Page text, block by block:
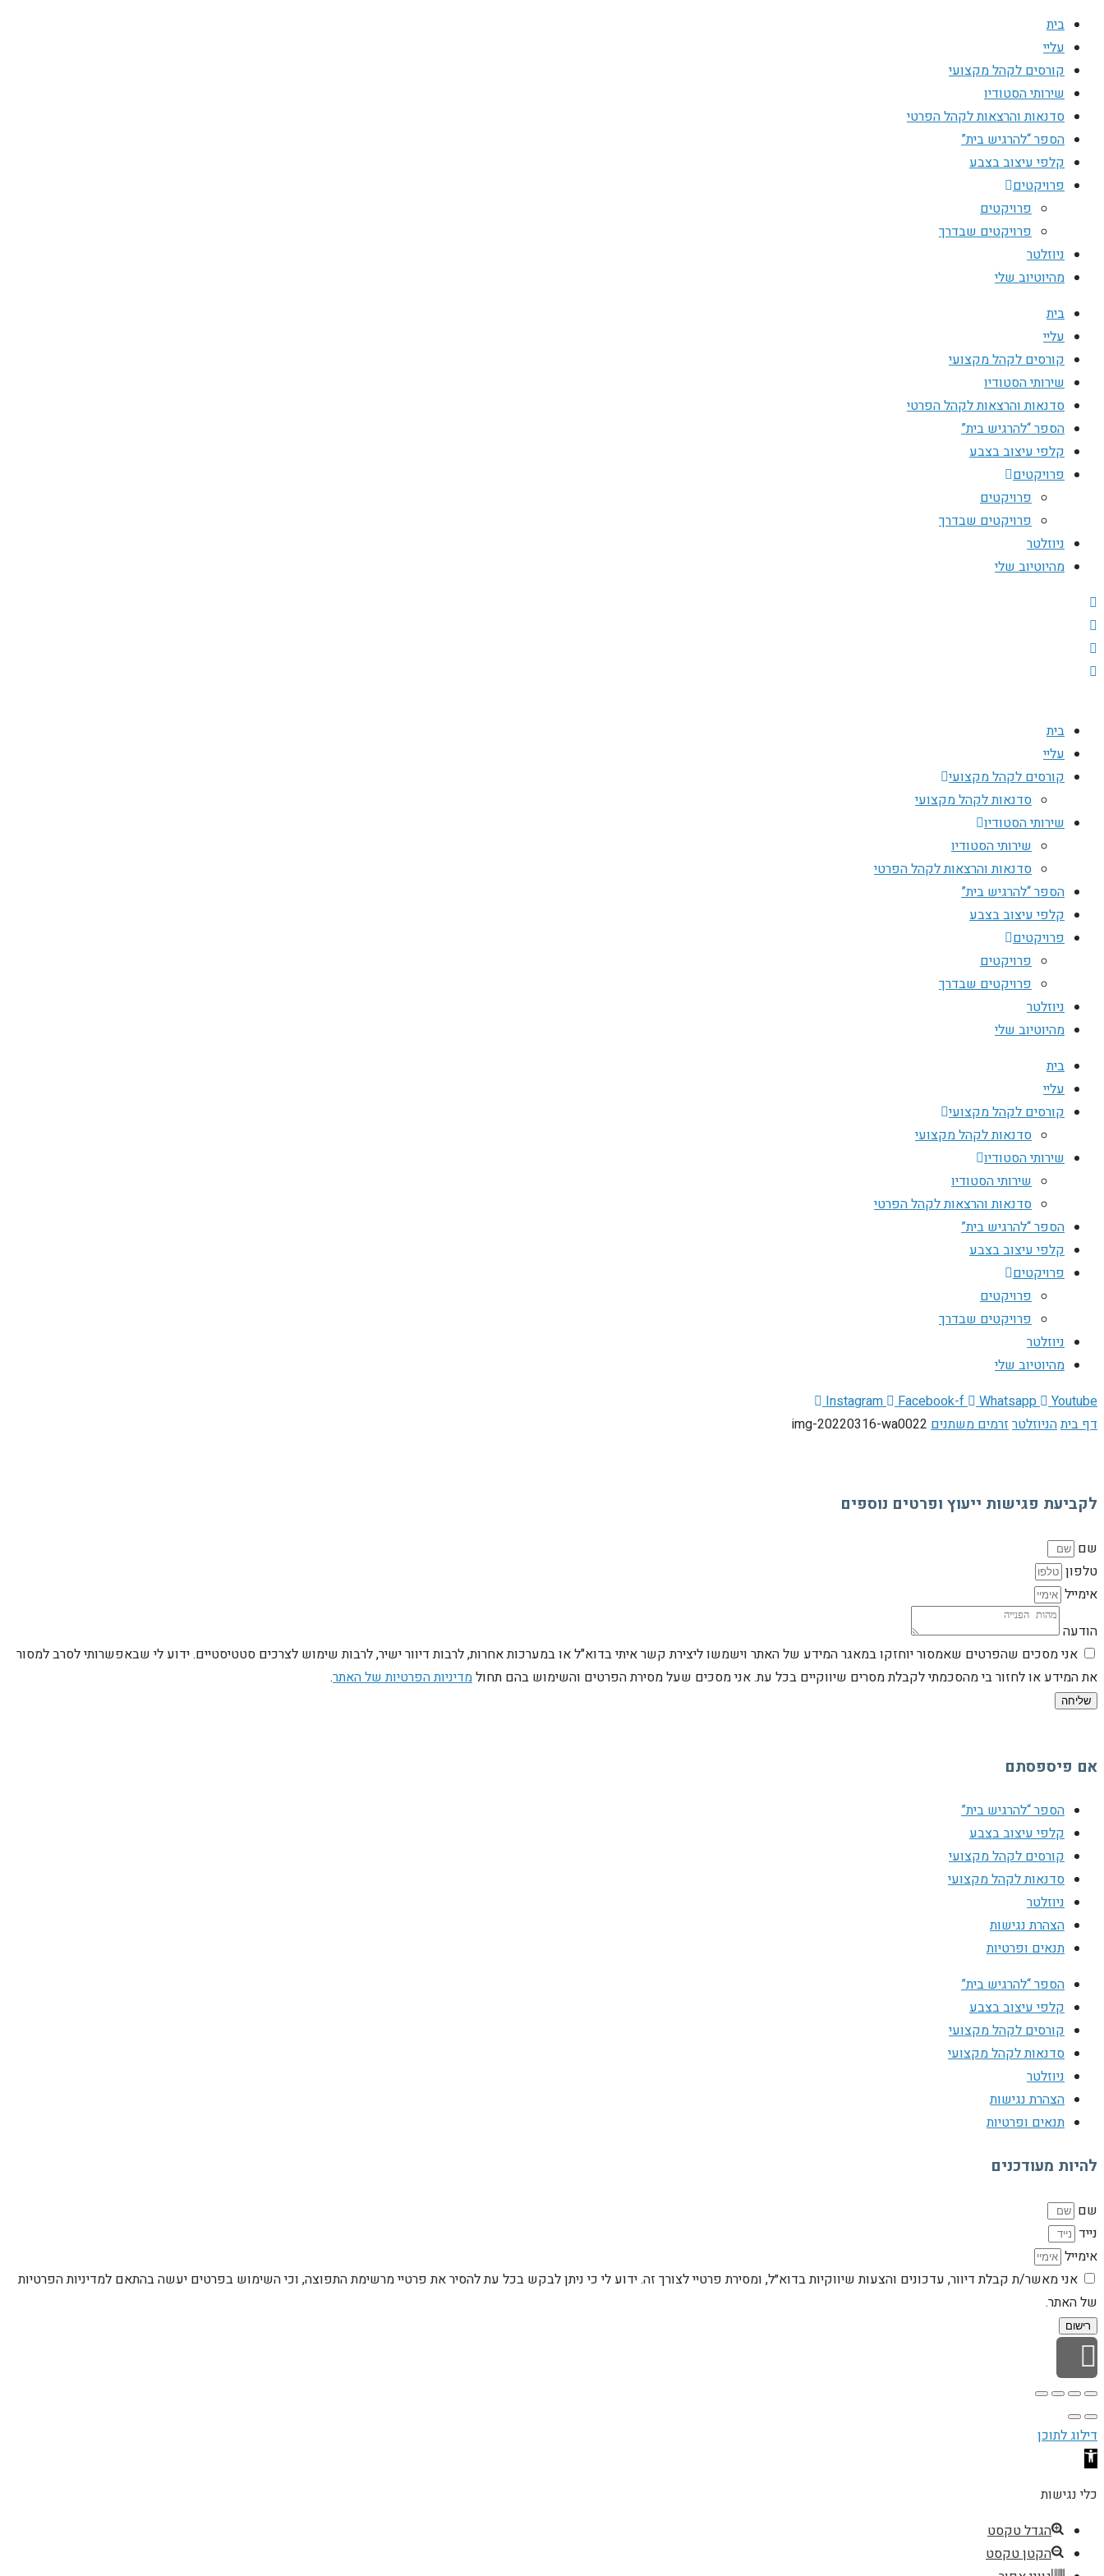
בית
עליי
קורסים לקהל מקצועי
שירותי הסטודיו
סדנאות והרצאות לקהל הפרטי
הספר “להרגיש בית”
קלפי עיצוב בצבע
פרויקטים
פרויקטים
פרויקטים שבדרך
ניוזלטר
מהיוטיוב שלי
בית
עליי
קורסים לקהל מקצועי
שירותי הסטודיו
סדנאות והרצאות לקהל הפרטי
הספר “להרגיש בית”
קלפי עיצוב בצבע
פרויקטים
פרויקטים
פרויקטים שבדרך
ניוזלטר
מהיוטיוב שלי
בית
עליי
קורסים לקהל מקצועי
סדנאות לקהל מקצועי
שירותי הסטודיו
שירותי הסטודיו
סדנאות והרצאות לקהל הפרטי
הספר “להרגיש בית”
קלפי עיצוב בצבע
פרויקטים
פרויקטים
פרויקטים שבדרך
ניוזלטר
מהיוטיוב שלי
בית
עליי
קורסים לקהל מקצועי
סדנאות לקהל מקצועי
שירותי הסטודיו
שירותי הסטודיו
סדנאות והרצאות לקהל הפרטי
הספר “להרגיש בית”
קלפי עיצוב בצבע
פרויקטים
פרויקטים
פרויקטים שבדרך
ניוזלטר
מהיוטיוב שלי
Instagram
Facebook-f Whatsapp
Youtube
דף ביתהניוזלטרזרמים משתנים img-20220316-wa0022
לקביעת פגישות ייעוץ ופרטים נוספים
שם
טלפון
אימייל
הודעה
אני מסכים שהפרטים שאמסור יוחזקו במאגר המידע של האתר וישמשו ליצירת קשר איתי בדוא"ל או במערכות אחרות, לרבות דיוור ישיר, לרבות שימוש לצרכים סטטיסטיים. ידוע לי שבאפשרותי לסרב למסור
את המידע או לחזור בי מהסכמתי לקבלת מסרים שיווקיים בכל עת. אני מסכים שעל מסירת הפרטים והשימוש בהם תחולמדיניות הפרטיות של האתר.
שליחה
אם פיספסתם
הספר “להרגיש בית”
קלפי עיצוב בצבע
קורסים לקהל מקצועי
סדנאות לקהל מקצועי
ניוזלטר
הצהרת נגישות
תנאים ופרטיות
הספר “להרגיש בית”
קלפי עיצוב בצבע
קורסים לקהל מקצועי
סדנאות לקהל מקצועי
ניוזלטר
הצהרת נגישות
תנאים ופרטיות
להיות מעודכנים
שם
נייד
אימייל
אני מאשר/ת קבלת דיוור, עדכונים והצעות שיווקיות בדוא״ל, ומסירת פרטיי לצורך זה. ידוע לי כי ניתן לבקש בכל עת להסיר את פרטיי מרשימת התפוצה, וכי השימוש בפרטים יעשה בהתאם למדיניות הפרטיות
של האתר.
רישום
גלילה לראש העמוד
דילוג לתוכן
פתח סרגל נגישות
כלי נגישות
הגדל טקסט
הקטן טקסט